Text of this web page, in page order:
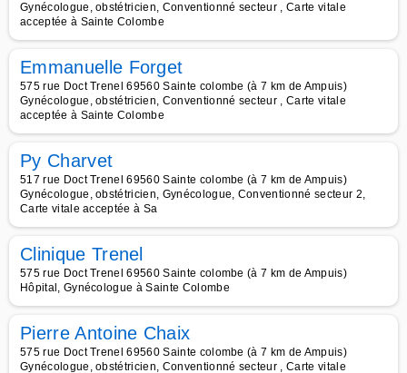
Gynécologue, obstétricien, Conventionné secteur , Carte vitale
acceptée à Sainte Colombe
Emmanuelle Forget
575 rue Doct Trenel 69560 Sainte colombe (à 7 km de Ampuis)
Gynécologue, obstétricien, Conventionné secteur , Carte vitale
acceptée à Sainte Colombe
Py Charvet
517 rue Doct Trenel 69560 Sainte colombe (à 7 km de Ampuis)
Gynécologue, obstétricien, Gynécologue, Conventionné secteur 2,
Carte vitale acceptée à Sa
Clinique Trenel
575 rue Doct Trenel 69560 Sainte colombe (à 7 km de Ampuis)
Hôpital, Gynécologue à Sainte Colombe
Pierre Antoine Chaix
575 rue Doct Trenel 69560 Sainte colombe (à 7 km de Ampuis)
Gynécologue, obstétricien, Conventionné secteur , Carte vitale